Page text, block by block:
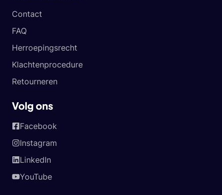
Contact
FAQ
Herroepingsrecht
Klachtenprocedure
Retourneren
Volg ons
Facebook
Instagram
LinkedIn
YouTube